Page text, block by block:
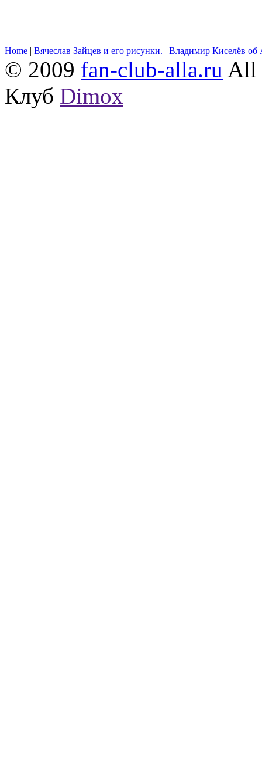
Home | Вячеслав Зайцев и его рисунки. | Владимир Киселёв об
© 2009 fan-club-alla.ru All
Клуб Dimox